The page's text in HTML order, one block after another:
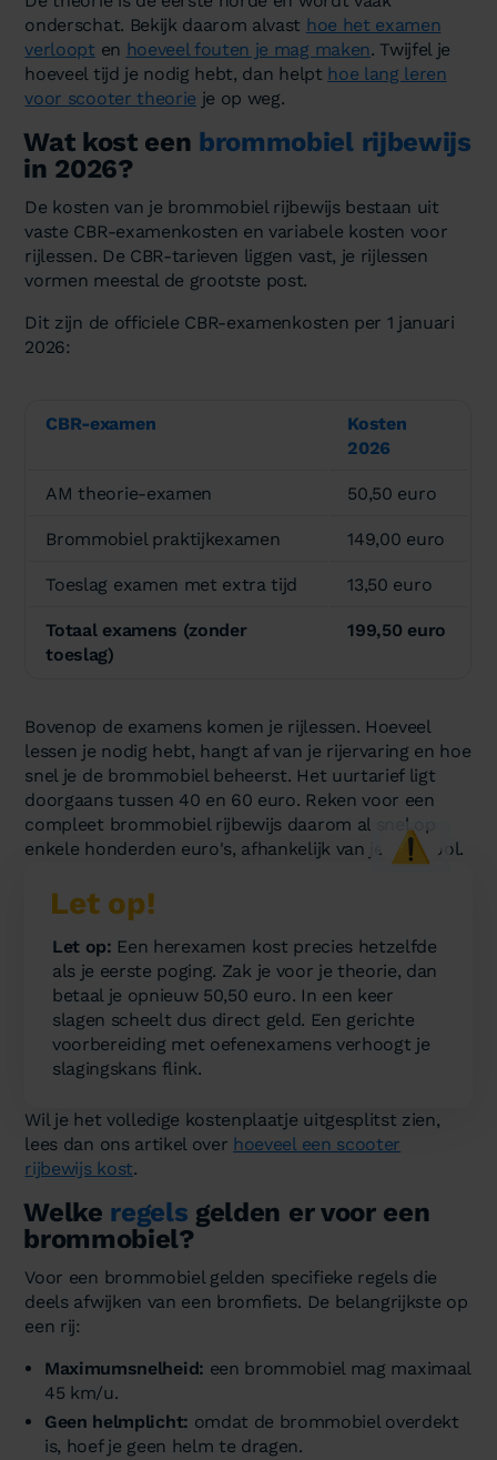
onderschat. Bekijk daarom alvast hoe het examen
verloopt en hoeveel fouten je mag maken. Twijfel je
hoeveel tijd je nodig hebt, dan helpt hoe lang leren
voor scooter theorie je op weg.
Wat kost een brommobiel rijbewijs
in 2026?
De kosten van je brommobiel rijbewijs bestaan uit
vaste CBR-examenkosten en variabele kosten voor
rijlessen. De CBR-tarieven liggen vast, je rijlessen
vormen meestal de grootste post.
Dit zijn de officiele CBR-examenkosten per 1 januari
2026:
CBR-examen
Kosten
2026
AM theorie-examen 50,50 euro
Brommobiel praktijkexamen 149,00 euro
Toeslag examen met extra tijd 13,50 euro
Totaal examens (zonder
toeslag)
199,50 euro
Bovenop de examens komen je rijlessen. Hoeveel
lessen je nodig hebt, hangt af van je rijervaring en hoe
snel je de brommobiel beheerst. Het uurtarief ligt
doorgaans tussen 40 en 60 euro. Reken voor een
compleet brommobiel rijbewijs daarom al snel op
enkele honderden euro's, afhankelijk van je rijschool.
Let op!
⚠️
Let op: Een herexamen kost precies hetzelfde
als je eerste poging. Zak je voor je theorie, dan
betaal je opnieuw 50,50 euro. In een keer
slagen scheelt dus direct geld. Een gerichte
voorbereiding met oefenexamens verhoogt je
slagingskans flink.
Wil je het volledige kostenplaatje uitgesplitst zien,
lees dan ons artikel over hoeveel een scooter
rijbewijs kost.
Welke regels gelden er voor een
brommobiel?
Voor een brommobiel gelden specifieke regels die
deels afwijken van een bromfiets. De belangrijkste op
een rij:
Maximumsnelheid: een brommobiel mag maximaal
45 km/u.
Geen helmplicht: omdat de brommobiel overdekt
is, hoef je geen helm te dragen.